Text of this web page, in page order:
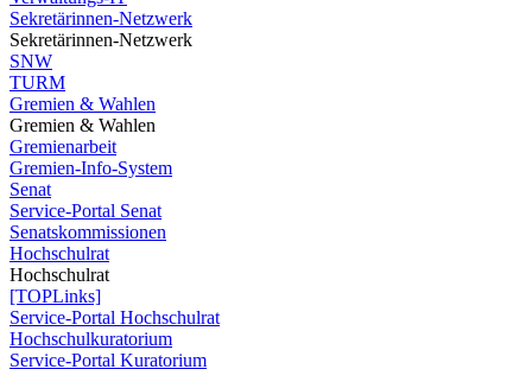
Sekretärinnen-Netzwerk
Sekretärinnen-Netzwerk
SNW
TURM
Gremien & Wahlen
Gremien & Wahlen
Gremienarbeit
Gremien-Info-System
Senat
Service-Portal Senat
Senatskommissionen
Hochschulrat
Hochschulrat
[TOPLinks]
Service-Portal Hochschulrat
Hochschulkuratorium
Service-Portal Kuratorium